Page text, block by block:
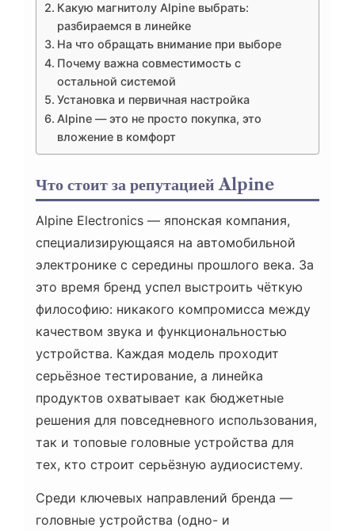
Какую магнитолу Alpine выбрать:
разбираемся в линейке
На что обращать внимание при выборе
Почему важна совместимость с
остальной системой
Установка и первичная настройка
Alpine — это не просто покупка, это
вложение в комфорт
Что стоит за репутацией Alpine
Alpine Electronics — японская компания,
специализирующаяся на автомобильной
электронике с середины прошлого века. За
это время бренд успел выстроить чёткую
философию: никакого компромисса между
качеством звука и функциональностью
устройства. Каждая модель проходит
серьёзное тестирование, а линейка
продуктов охватывает как бюджетные
решения для повседневного использования,
так и топовые головные устройства для
тех, кто строит серьёзную аудиосистему.
Среди ключевых направлений бренда —
головные устройства (одно- и